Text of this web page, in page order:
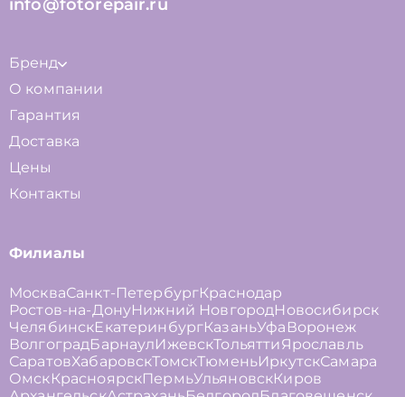
info@fotorepair.ru
Бренд
О компании
Гарантия
Доставка
Цены
Контакты
Филиалы
МоскваСанкт-ПетербургКраснодар
Ростов-на-ДонуНижний НовгородНовосибирск
ЧелябинскЕкатеринбургКазаньУфа Воронеж
ВолгоградБарнаулИжевскТольяттиЯрославль
СаратовХабаровскТомскТюменьИркутскСамара
ОмскКрасноярскПермьУльяновскКиров